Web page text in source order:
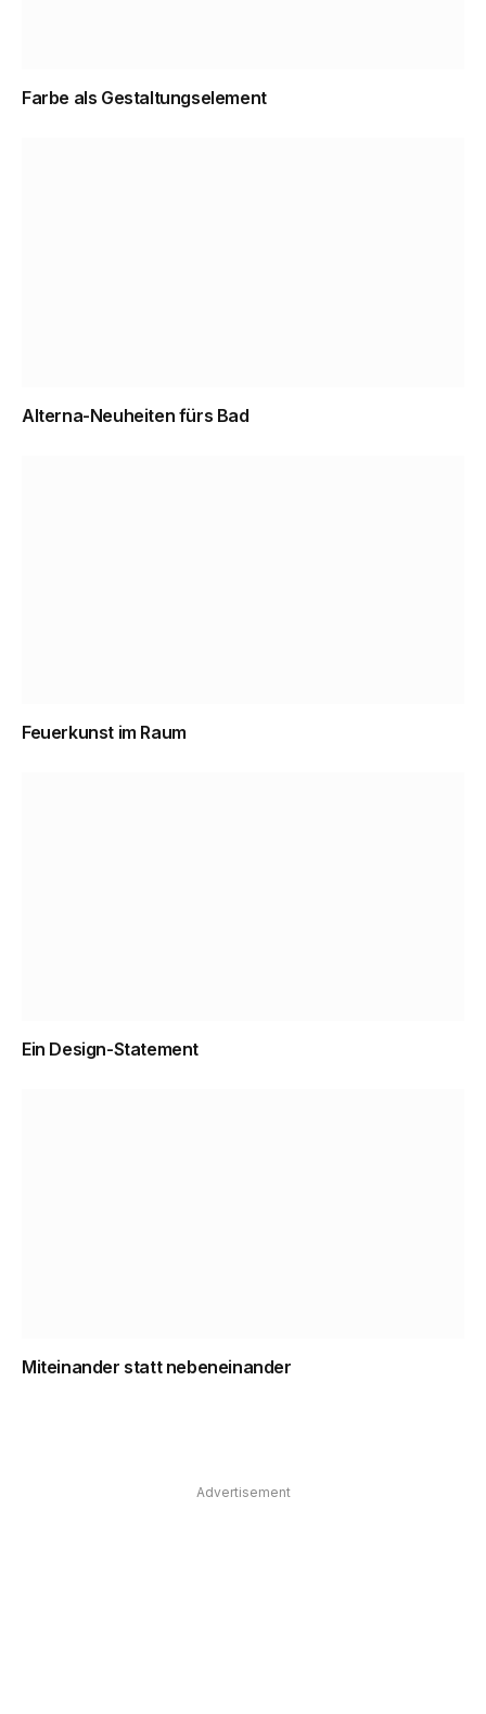
Farbe als Gestaltungselement
Alterna-Neuheiten fürs Bad
Feuerkunst im Raum
Ein Design-­Statement
Miteinander statt nebeneinander
Advertisement